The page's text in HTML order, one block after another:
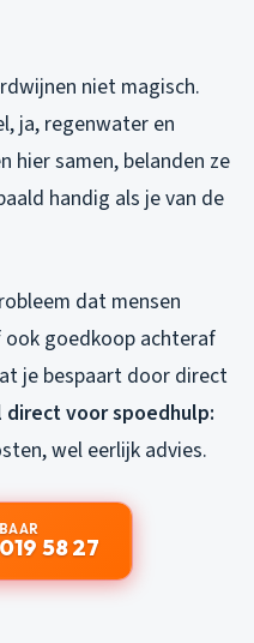
niet magisch.
ja, regenwater en
hier samen, belanden ze
handig als je van de
dat mensen
goedkoop achteraf
je bespaart door direct
direct voor spoedhulp:
wel eerlijk advies.
58 27